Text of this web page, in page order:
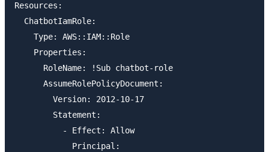
Resources:
  ChatbotIamRole:
    Type: AWS::IAM::Role
    Properties:
      RoleName: !Sub chatbot-role
      AssumeRolePolicyDocument:
        Version: 2012-10-17
        Statement:
          - Effect: Allow
            Principal: